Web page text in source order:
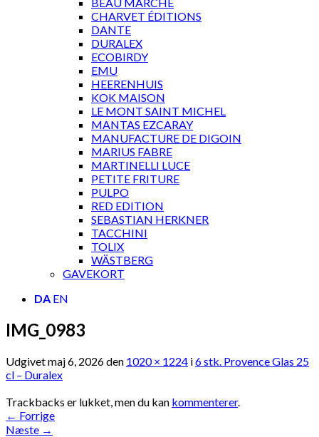
CHARVET ÉDITIONS
DANTE
DURALEX
ECOBIRDY
EMU
HEERENHUIS
KOK MAISON
LE MONT SAINT MICHEL
MANTAS EZCARAY
MANUFACTURE DE DIGOIN
MARIUS FABRE
MARTINELLI LUCE
PETITE FRITURE
PULPO
RED EDITION
SEBASTIAN HERKNER
TACCHINI
TOLIX
WÄSTBERG
GAVEKORT
DA EN
IMG_0983
Udgivetmaj 6, 2026den 1020 × 1224 i6 stk. Provence Glas 25
cl – Duralex
Trackbacks er lukket, men du kan kommenterer.
← Forrige
Næste →